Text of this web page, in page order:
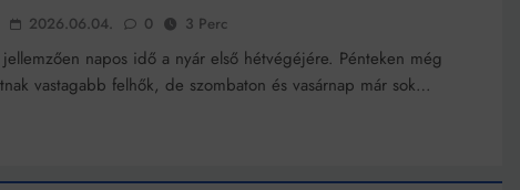
Az ördög még mindig Pradát visel. De te miért öltözöl hozzá?
Móricz Zsigmond: falusi író vagy boncmester?
2026.06.04. 0 3 Perc
napos idő a nyár első hétvégéjére. Pénteken még
vastagabb felhők, de szombaton és vasárnap már sok…